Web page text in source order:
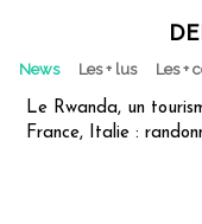
News Les + lus Les +
Le Rwanda, un
France, Italie :